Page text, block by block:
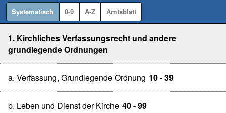
Systematisch 0-9 A-Z Amtsblatt
1. Kirchliches Verfassungsrecht und andere
grundlegende Ordnungen
a. Verfassung, Grundlegende Ordnung 10 - 39
b. Leben und Dienst der Kirche 40 - 99